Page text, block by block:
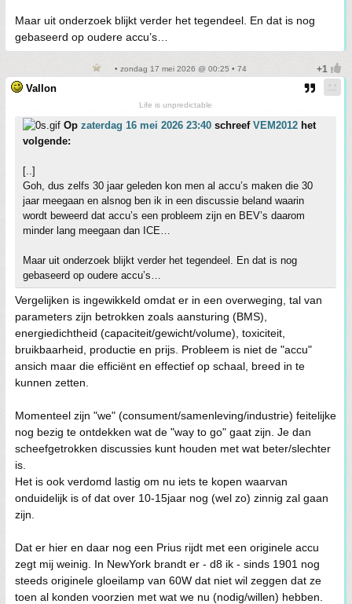
Maar uit onderzoek blijkt verder het tegendeel. En dat is nog
gebaseerd op oudere accu’s…
• zondag 17 mei 2026 @ 00:25 • 74
Vallon
Life is unpredictable
Op zaterdag 16 mei 2026 23:40 schreef VEM2012 het
volgende:
[..]
Goh, dus zelfs 30 jaar geleden kon men al accu’s maken die 30
jaar meegaan en alsnog ben ik in een discussie beland waarin
wordt beweerd dat accu’s een probleem zijn en BEV’s daarom
minder lang meegaan dan ICE…
Maar uit onderzoek blijkt verder het tegendeel. En dat is nog
gebaseerd op oudere accu’s…
Vergelijken is ingewikkeld omdat er in een overweging, tal van
parameters zijn betrokken zoals aansturing (BMS),
energiedichtheid (capaciteit/gewicht/volume), toxiciteit,
bruikbaarheid, productie en prijs. Probleem is niet de "accu"
ansich maar die efficiënt en effectief op schaal, breed in te
kunnen zetten.
Momenteel zijn "we" (consument/samenleving/industrie) feitelijke
nog bezig te ontdekken wat de "way to go" gaat zijn. Je dan
scheefgetrokken discussies kunt houden met wat beter/slechter
is.
Het is ook verdomd lastig om nu iets te kopen waarvan
onduidelijk is of dat over 10-15jaar nog (wel zo) zinnig zal gaan
zijn.
Dat er hier en daar nog een Prius rijdt met een originele accu
zegt mij weinig. In NewYork brandt er - d8 ik - sinds 1901 nog
steeds originele gloeilamp van 60W dat niet wil zeggen dat ze
toen al konden voorzien met wat we nu (nodig/willen) hebben.